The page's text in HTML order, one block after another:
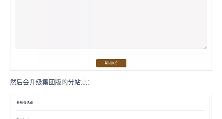
然后会升级集团版的分站点：